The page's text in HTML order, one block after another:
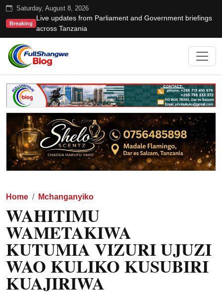
Saturday, August 8, 2026
Breaking
Live updates from Parliament and Government briefings
across Tanzania
Home Mchanganyiko
WAHITIMU
WAMETAKIWA
KUTUMIA VIZURI UJUZI
WAO KULIKO KUSUBIRI
KUAJIRIWA